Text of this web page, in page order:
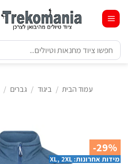
content
חיפוש
עבור:
עמוד הבית / ביגוד / גברים /
-29%
מידות אחרונות: XL, 2XL